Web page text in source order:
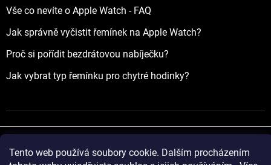
Tento web používá soubory cookie. Dalším procházením
Vše co nevíte o Apple Watch - FAQ
Jak správně vyčistit řemínek na Apple Watch?
Proč si pořídit bezdrátovou nabíječku?
Jak vybrat typ řemínku pro chytré hodinky?
Vytvořil Shoptet